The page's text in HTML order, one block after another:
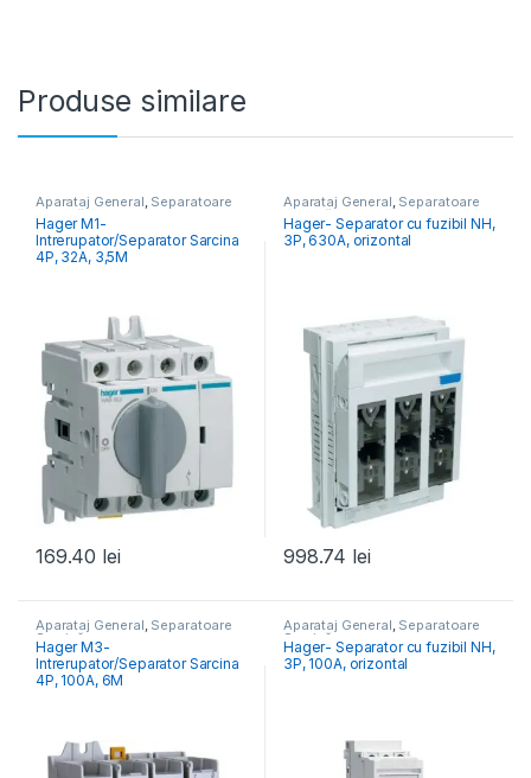
Produse similare
Aparataj General, Separatoare
Sarcină
Hager M1-
Intrerupator/Separator Sarcina
4P, 32A, 3,5M
169.40 lei
Aparataj General, Separatoare
Sarcină
Hager- Separator cu fuzibil NH,
3P, 630A, orizontal
998.74 lei
Aparataj General, Separatoare
Sarcină
Hager M3-
Intrerupator/Separator Sarcina
4P, 100A, 6M
Aparataj General, Separatoare
Sarcină
Hager- Separator cu fuzibil NH,
3P, 100A, orizontal